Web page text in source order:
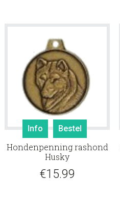
Info Bestel
Hondenpenning rashond
Husky
€15.99